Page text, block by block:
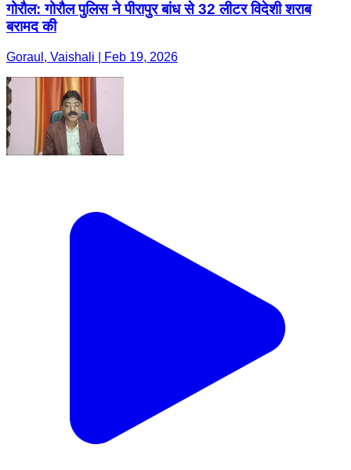
गोरौल: गोरौल पुलिस ने पीरापुर बांध से 32 लीटर विदेशी शराब
बरामद की
Goraul, Vaishali | Feb 19, 2026